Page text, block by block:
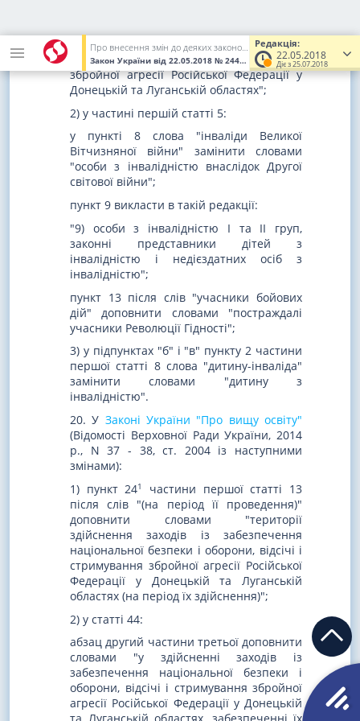
Редакція:
22.05.2018
Діє з 25.07.2018
Про внесення змін до деяких законодавчих актів України щодо соціального захисту постраждалих учасників Революції Гідності та деяких інших осіб
Закон України від 22.05.2018 № 2443-VIII (Увага! Попередня
заходів із забезпечення національної
безпеки і оборони, відсічі і стримування
збройної агресії Російської Федерації у
Донецькій та Луганській областях";
2) у частині першій статті 5:
у пункті 8 слова "інваліди Великої
Вітчизняної війни" замінити словами
"особи з інвалідністю внаслідок Другої
світової війни";
пункт 9 викласти в такій редакції:
"9) особи з інвалідністю I та II груп,
законні представники дітей з
інвалідністю і недієздатних осіб з
інвалідністю";
пункт 13 після слів "учасники бойових
дій" доповнити словами "постраждалі
учасники Революції Гідності";
3) у підпунктах "б" і "в" пункту 2 частини
першої статті 8 слова "дитину-інваліда"
замінити словами "дитину з
інвалідністю".
20. У Законі України "Про вищу освіту"
(Відомості Верховної Ради України, 2014
р., N 37 - 38, ст. 2004 із наступними
змінами):
1) пункт 241
частини першої статті 13
після слів "(на період її проведення)"
доповнити словами "території
здійснення заходів із забезпечення
національної безпеки і оборони, відсічі і
стримування збройної агресії Російської
Федерації у Донецькій та Луганській
областях (на період їх здійснення)";
2) у статті 44:
абзац другий частини третьої доповнити
словами "у здійсненні заходів із
забезпечення національної безпеки і
оборони, відсічі і стримування збройної
агресії Російської Федерації у Донецькій